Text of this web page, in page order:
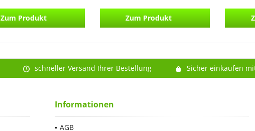
Zum Produkt Zum Produkt
schneller Versand Ihrer Bestellung Sicher einkaufen
Informationen
AGB